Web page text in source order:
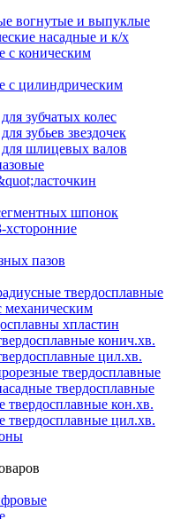
вогнутые и выпуклые
насадные и к/х
коническим
цилиндрическим
зубчатых колес
зубьев звездочек
шлицевых валов
шпонок
хсторонние
пазов
твердосплавные
механическим
хпластин
конич.хв.
цил.хв.
твердосплавные
твердосплавные
кон.хв.
цил.хв.